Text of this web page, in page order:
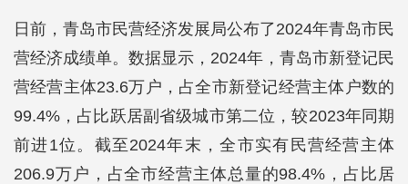
日前，青岛市民营经济发展局公布了2024年青岛市民
营经济成绩单。数据显示，2024年，青岛市新登记民
营经营主体23.6万户，占全市新登记经营主体户数的
99.4%，占比跃居副省级城市第二位，较2023年同期
前进1位。截至2024年末，全市实有民营经营主体
206.9万户，占全市经营主体总量的98.4%，占比居